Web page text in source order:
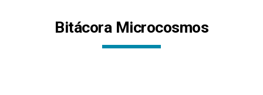
Bitácora Microcosmos